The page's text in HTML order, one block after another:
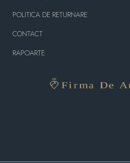
POLITICA DE RETURNARE
CONTACT
RAPOARTE